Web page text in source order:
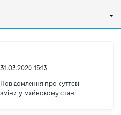
31.03.2020 15:13
Повідомлення про суттєві
зміни y майновому стані